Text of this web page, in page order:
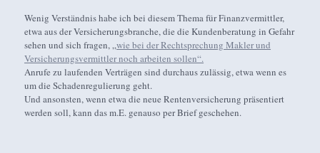
Wenig Verständnis habe ich bei diesem Thema für Finanzvermittler,
etwa aus der Versicherungsbranche, die die Kundenberatung in Gefahr
sehen und sich fragen, „wie bei der Rechtsprechung Makler und
Versicherungsvermittler noch arbeiten sollen“.
Anrufe zu laufenden Verträgen sind durchaus zulässig, etwa wenn es
um die Schadenregulierung geht.
Und ansonsten, wenn etwa die neue Rentenversicherung präsentiert
werden soll, kann das m.E. genauso per Brief geschehen.